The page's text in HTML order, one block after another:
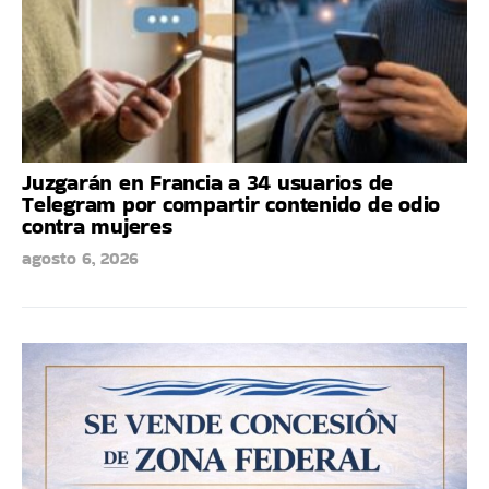
Juzgarán en Francia a 34 usuarios de
Telegram por compartir contenido de odio
contra mujeres
agosto 6, 2026